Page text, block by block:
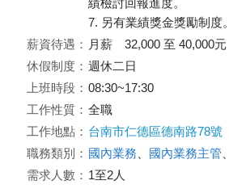
績檢討回報進度。
7. 另有業績獎金獎勵制度。
薪資待遇： 月薪 32,000 至 40,000元
休假制度： 週休二日
上班時段： 08:30~17:30
工作性質： 全職
工作地點： 台南市仁德區德南路78號
職務類別： 國內業務 國內業務主管
需求人數： 1至2人